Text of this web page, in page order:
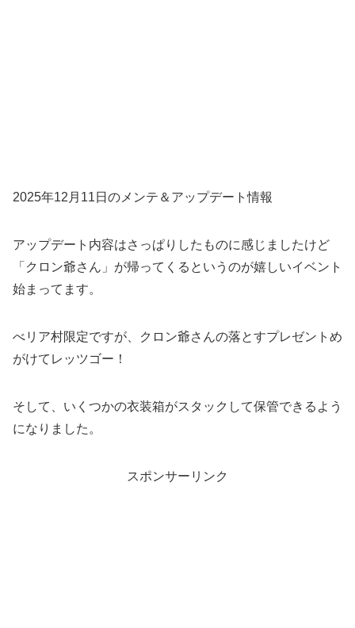
2025年12月11日のメンテ＆アップデート情報
アップデート内容はさっぱりしたものに感じましたけど
「クロン爺さん」が帰ってくるというのが嬉しいイベント
始まってます。
べリア村限定ですが、クロン爺さんの落とすプレゼントめ
がけてレッツゴー！
そして、いくつかの衣装箱がスタックして保管できるよう
になりました。
スポンサーリンク